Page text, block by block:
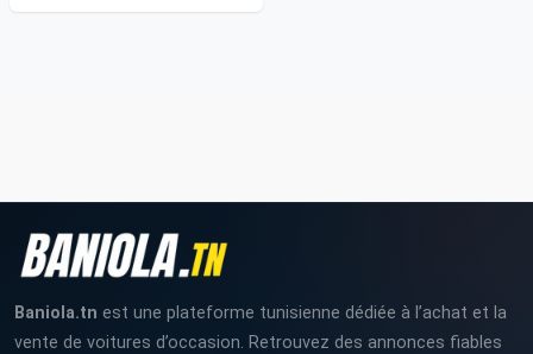
Baniola.tn est une plateforme tunisienne dédiée à l’achat et la
vente de voitures d’occasion. Retrouvez des annonces fiables